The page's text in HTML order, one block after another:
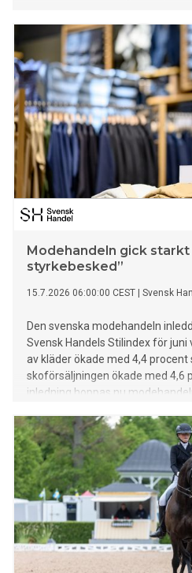
Modehandeln gick starkt
styrkebesked”
15.7.2026 06:00:00 CEST Svensk
Den svenska modehandeln
Svensk Handels Stilindex för
av kläder ökade med 4,4
skoförsäljningen ökade med 4,6
inledning hoppas nu